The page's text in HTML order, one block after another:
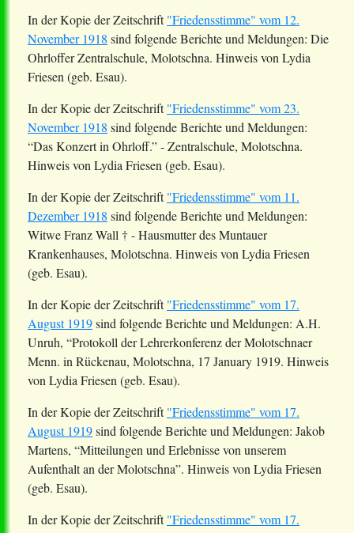
In der Kopie der Zeitschrift"Friedensstimme" vom 12.
November 1918 sind folgende Berichte und Meldungen: Die
OhrlofferZentralschule, Molotschna. Hinweis von Lydia
Friesen (geb. Esau).
In der Kopie der Zeitschrift"Friedensstimme" vom 23.
November 1918 sind folgende Berichte und Meldungen:
“Das Konzert inOhrloff.” - Zentralschule, Molotschna.
Hinweis von Lydia Friesen (geb. Esau).
In der Kopie der Zeitschrift"Friedensstimme" vom 11.
Dezember 1918 sind folgende Berichte und Meldungen:
Witwe Franz Wall † - Hausmutter desMuntauer
Krankenhauses, Molotschna. Hinweis von Lydia Friesen
(geb. Esau).
In der Kopie der Zeitschrift"Friedensstimme" vom 17.
August 1919sind folgende Berichte und Meldungen: A.H.
Unruh, “Protokoll der Lehrerkonferenz derMolotschnaer
Menn. inRückenau, Molotschna, 17 January 1919. Hinweis
von Lydia Friesen (geb. Esau).
In der Kopie der Zeitschrift"Friedensstimme" vom 17.
August 1919sind folgende Berichte und Meldungen: Jakob
Martens, “Mitteilungen und Erlebnisse von unserem
Aufenthalt an der Molotschna”. Hinweis von Lydia Friesen
(geb. Esau).
In der Kopie der Zeitschrift"Friedensstimme" vom 17.